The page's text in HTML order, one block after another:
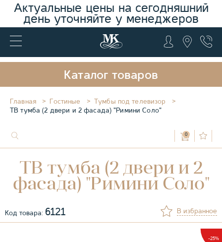
Актуальные цены на сегодняшний
день уточняйте у менеджеров
Каталог товаров
Главная Гостиные
Тумбы под телевизор
ТВ тумба (2 двери и 2 фасада) "Римини Соло"
0
ТВ тумба (2 двери и 2
фасада) "Римини Соло"
Код товара: 6121 В избранное
-25%